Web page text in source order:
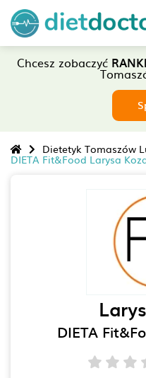
Chcesz zobaczyć
Dietetyk Tomaszów
DIETA Fit&Food Larysa
DIETA